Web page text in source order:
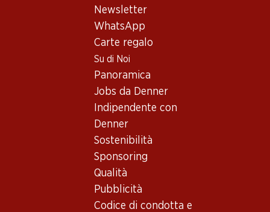
Newsletter
WhatsApp
Carte regalo
Su di Noi
Panoramica
Jobs da Denner
Indipendente con
Denner
Sostenibilità
Sponsoring
Qualità
Pubblicità
Codice di condotta e
Buono a sapersi
Maturità di beva
Temperatura di beva